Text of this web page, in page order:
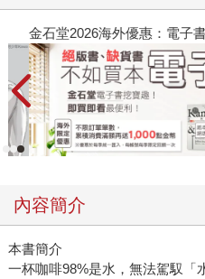
金石堂2026海外優惠：電子書
內容簡介
本書簡介
一杯咖啡98%是水，無法駕馭「